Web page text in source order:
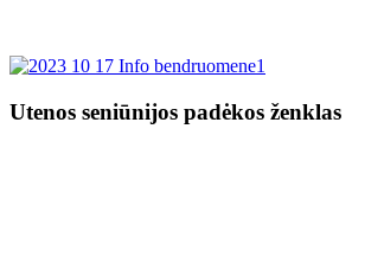
Utenos seniūnijos padėkos ženklas